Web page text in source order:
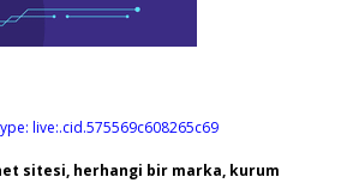
live:.cid.575569c608265c69
sitesi, herhangi bir marka, kurum